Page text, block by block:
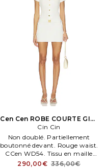
Cen Cen ROBE COURTE GIGI
en Ivoire
Cin Cin
Non doublé. Partiellement
boutonné devant. Rouge waist.
CCen WD54. Tissu en maille
ultra légère. Tape.
290,00€ 336,00€